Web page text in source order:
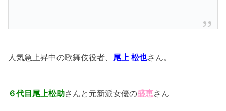
人気急上昇中の歌舞伎役者、 尾上 松也さん。
６代目尾上松助さんと元新派女優の盛恵さん